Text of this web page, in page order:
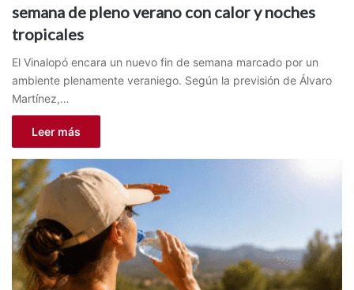
semana de pleno verano con calor y noches
tropicales
El Vinalopó encara un nuevo fin de semana marcado por un
ambiente plenamente veraniego. Según la previsión de Álvaro
Martínez,…
Leer más